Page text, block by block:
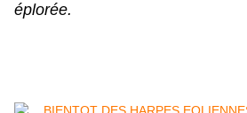
éplorée.